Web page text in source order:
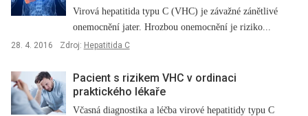
Virová hepatitida typu C (VHC) je závažné zánětlivé
onemocnění jater. Hrozbou onemocnění je riziko...
28. 4. 2016 Zdroj: Hepatitida C
Pacient s rizikem VHC v ordinaci
praktického lékaře
Včasná diagnostika a léčba virové hepatitidy typu C